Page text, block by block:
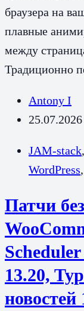
браузера на
плавные
между
Традиционно
Antony I
25.07.2026
JAM-stack,
WordPress,
Патчи
13.20,